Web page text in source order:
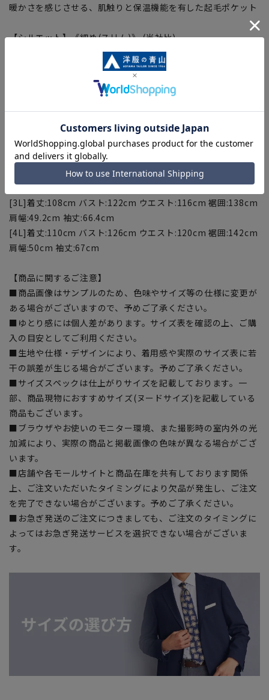
暖かさを感じさせる、肌触りと保温機能を有した起毛ポケット
【シルエット】《細め(スリム)》 (当社比)
[S]着丈:92cm バスト:106cm ウエスト:100cm 裾囲:122cm 肩
幅:42.8cm 袖丈:61.6cm
[M]着丈:96cm バスト:110cm ウエスト:104cm 裾囲:126cm
肩幅:44.4cm 袖丈:62.8cm
[L]着丈:100cm バスト:114cm ウエスト:108cm 裾囲:130cm
肩幅:46cm 袖丈:64cm
[LL]着丈:104cm バスト:118cm ウエスト:112cm 裾囲:134cm
肩幅:47.6cm 袖丈:65.2cm
[3L]着丈:108cm バスト:122cm ウエスト:116cm 裾囲:138cm
肩幅:49.2cm 袖丈:66.4cm
[4L]着丈:110cm バスト:126cm ウエスト:120cm 裾囲:142cm
肩幅:50cm 袖丈:67cm
【商品に関するご注意】
■商品画像はサンプルのため、色味やサイズ等の仕様に変更が
ある場合がございますので、予めご了承ください。
■ゆとり感には個人差があります。サイズ表を確認の上、ご購
入の目安としてご利用ください。
■生地や仕様・デザインにより、着用感や実際のサイズ表に若
干の誤差が生じる場合がございます。予めご了承ください。
■サイズスペックは仕上がりサイズを記載しております。一
部、商品現物におすすめサイズ(ヌードサイズ)を記載している
商品もございます。
■ブラウザやお使いのモニター環境、また撮影時の室内外の光
加減により、実際の商品と掲載画像の色味が異なる場合がござ
います。
■店舗や各モールサイトと商品在庫を共有しております関係
上、ご注文いただいたタイミングにより欠品が発生し、ご注文
を完了できない場合がございます。予めご了承ください。
■お急ぎ発送のご注文につきましても、ご注文のタイミングに
よってはお急ぎ発送サービスを選択できない場合がございま
す。